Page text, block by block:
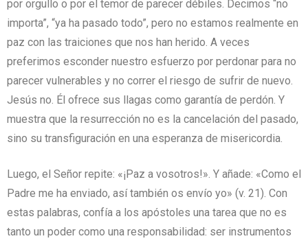
por orgullo o por el temor de parecer débiles. Decimos “no
importa”, “ya ha pasado todo”, pero no estamos realmente en
paz con las traiciones que nos han herido. A veces
preferimos esconder nuestro esfuerzo por perdonar para no
parecer vulnerables y no correr el riesgo de sufrir de nuevo.
Jesús no. Él ofrece sus llagas como garantía de perdón. Y
muestra que la resurrección no es la cancelación del pasado,
sino su transfiguración en una esperanza de misericordia.
Luego, el Señor repite: «¡Paz a vosotros!». Y añade: «Como el
Padre me ha enviado, así también os envío yo» (v. 21). Con
estas palabras, confía a los apóstoles una tarea que no es
tanto un poder como una responsabilidad: ser instrumentos